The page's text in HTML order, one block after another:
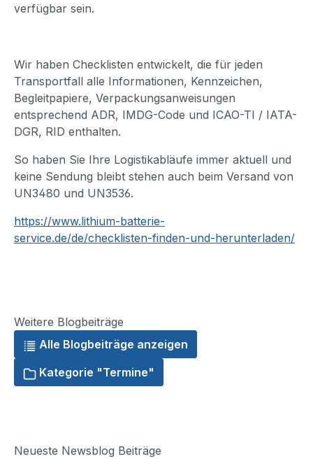
verfügbar sein.
Wir haben Checklisten entwickelt, die für jeden
Transportfall alle Informationen, Kennzeichen,
Begleitpapiere, Verpackungsanweisungen
entsprechend ADR, IMDG-Code und ICAO-TI / IATA-
DGR, RID enthalten.
So haben Sie Ihre Logistikabläufe immer aktuell und
keine Sendung bleibt stehen auch beim Versand von
UN3480 und UN3536.
https://www.lithium-batterie-
service.de/de/checklisten-finden-und-herunterladen/
Weitere Blogbeiträge
Alle Blogbeiträge anzeigen
Kategorie "Termine"
Neueste Newsblog Beiträge